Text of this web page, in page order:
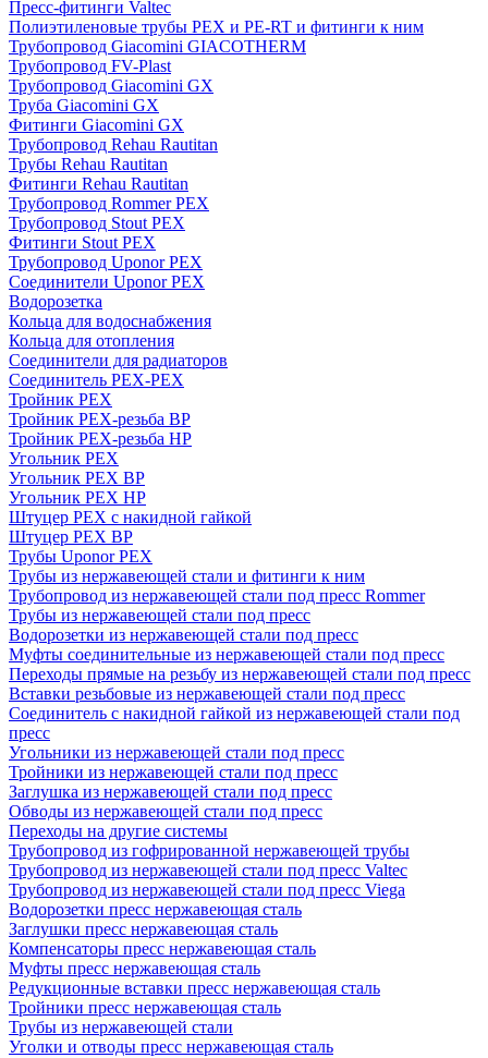
Пресс-фитинги Valtec
Полиэтиленовые трубы PEX и PE-RT и фитинги к ним
Трубопровод Giacomini GIACOTHERM
Трубопровод FV-Plast
Трубопровод Giacomini GX
Труба Giacomini GX
Фитинги Giacomini GX
Трубопровод Rehau Rautitan
Трубы Rehau Rautitan
Фитинги Rehau Rautitan
Трубопровод Rommer PEX
Трубопровод Stout PEX
Фитинги Stout PEX
Трубопровод Uponor PEX
Соединители Uponor PEX
Водорозетка
Кольца для водоснабжения
Кольца для отопления
Соединители для радиаторов
Соединитель PEX-PEX
Тройник PEX
Тройник PEX-резьба ВР
Тройник PEX-резьба НР
Угольник PEX
Угольник PEX ВР
Угольник PEX НР
Штуцер PEX c накидной гайкой
Штуцер PEX ВР
Трубы Uponor PEX
Трубы из нержавеющей стали и фитинги к ним
Трубопровод из нержавеющей стали под пресс Rommer
Трубы из нержавеющей стали под пресс
Водорозетки из нержавеющей стали под пресс
Муфты соединительные из нержавеющей стали под пресс
Переходы прямые на резьбу из нержавеющей стали под пресс
Вставки резьбовые из нержавеющей стали под пресс
Соединитель с накидной гайкой из нержавеющей стали под
пресс
Угольники из нержавеющей стали под пресс
Тройники из нержавеющей стали под пресс
Заглушка из нержавеющей стали под пресс
Обводы из нержавеющей стали под пресс
Переходы на другие системы
Трубопровод из гофрированной нержавеющей трубы
Трубопровод из нержавеющей стали под пресс Valtec
Трубопровод из нержавеющей стали под пресс Viega
Водорозетки пресс нержавеющая сталь
Заглушки пресс нержавеющая сталь
Компенсаторы пресс нержавеющая сталь
Муфты пресс нержавеющая сталь
Редукционные вставки пресс нержавеющая сталь
Тройники пресс нержавеющая сталь
Трубы из нержавеющей стали
Уголки и отводы пресс нержавеющая сталь